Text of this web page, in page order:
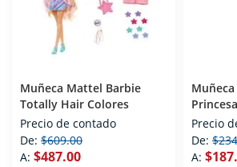
Muñeca Mattel Barbie
Totally Hair Colores
Precio de contado
De: $609.00
A: $487.00
Precio
De:
A: